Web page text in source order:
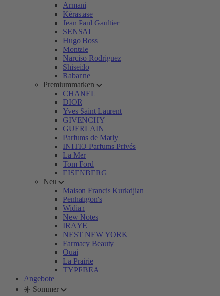
Armani
Kérastase
Jean Paul Gaultier
SENSAI
Hugo Boss
Montale
Narciso Rodriguez
Shiseido
Rabanne
Premiummarken
CHANEL
DIOR
Yves Saint Laurent
GIVENCHY
GUERLAIN
Parfums de Marly
INITIO Parfums Privés
La Mer
Tom Ford
EISENBERG
Neu
Maison Francis Kurkdjian
Penhaligon's
Widian
New Notes
IRÄYE
NEST NEW YORK
Farmacy Beauty
Ouai
La Prairie
TYPEBEA
Angebote
☀️ Sommer